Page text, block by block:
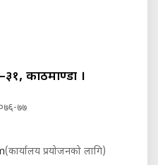
काठमाण्डौं ।
७७
(कार्यालय प्रयोजनको लागि)